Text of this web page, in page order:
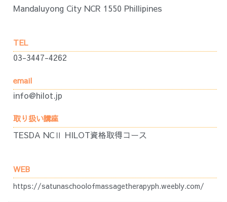
Mandaluyong City NCR 1550 Phillipines
TEL
03-3447-4262
email
info@hilot.jp
取り扱い講座
TESDA NCⅡ HILOT資格取得コース
WEB
https://satunaschoolofmassagetherapyph.weebly.com/